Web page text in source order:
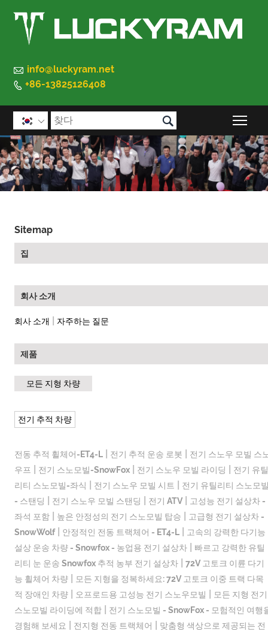
 info@luckyram.net
 +86-13825126408
 
Sitemap
집
회사 소개
회사 소개 자주하는 질문
제품
모든 지형 차량
전기 추적 차량
전동 추적 휠체어-ET4-L| 전기 추적 운송 로봇
전기 스노우 모빌 스
우프
전기 스노모빌-SnowFox| 전기 스노우 모빌 라이딩
전기 유틸
리티 스노모빌-좌식
전기 스노우 모빌 시트
전기 유틸리티 스노모
- 스탠딩
전기 스노우 모빌 스탠딩 전기 ATV|
고성능 전기 설상차 -
좌석 포함| 높은 안정성의 전기 스노모빌 탑승
고급형 전기 설상차 -
SnowWolf| 안정적인 전동 트랙체어 - ET4-L|
고속의 강력한 다기능
설상 운송 차량 - Snowfox - 농업용 전기 설상차|
빠르고 강력한 유틸
리티 눈 운송 Snowfox 추적 농부 전기 설상차| 72V 고토크 이륜 다기
능 휠체어 차량|
모든 지형을 정복하세요: 72V 고토크 이중 트랙 다목
적 장애인 차량| 오프로드용 고성능 전기 스노우모빌
모든 지형 전기
스노모빌 라이딩에 적합|
전기 스노모빌 - SnowFox - 모험적인 여행
경험해 보세요
전지형 전동 트랙체어
맞춤형 색상으로 제공되는 전